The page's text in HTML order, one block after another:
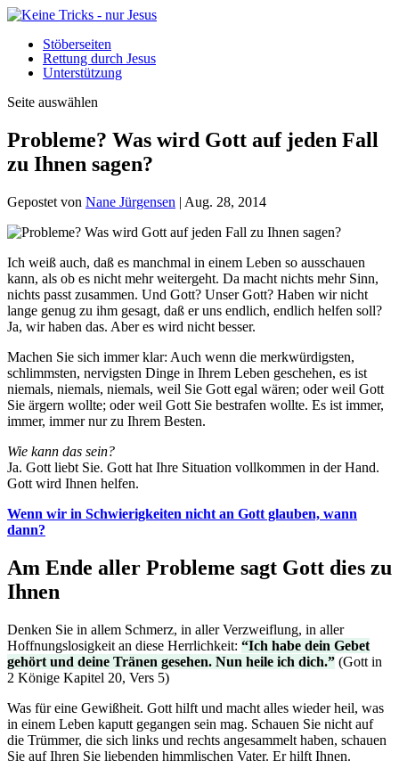
Stöberseiten
Rettung durch Jesus
Unterstützung
Seite auswählen
Probleme? Was wird Gott auf jeden Fall
zu Ihnen sagen?
Gepostet von Nane Jürgensen | Aug. 28, 2014
Ich weiß auch, daß es manchmal in einem Leben so ausschauen
kann, als ob es nicht mehr weitergeht. Da macht nichts mehr Sinn,
nichts passt zusammen. Und Gott? Unser Gott? Haben wir nicht
lange genug zu ihm gesagt, daß er uns endlich, endlich helfen soll?
Ja, wir haben das. Aber es wird nicht besser.
Machen Sie sich immer klar: Auch wenn die merkwürdigsten,
schlimmsten, nervigsten Dinge in Ihrem Leben geschehen, es ist
niemals, niemals, niemals, weil Sie Gott egal wären; oder weil Gott
Sie ärgern wollte; oder weil Gott Sie bestrafen wollte. Es ist immer,
immer, immer nur zu Ihrem Besten.
Wie kann das sein?
Ja. Gott liebt Sie. Gott hat Ihre Situation vollkommen in der Hand.
Gott wird Ihnen helfen.
Wenn wir in Schwierigkeiten nicht an Gott glauben, wann
dann?
Am Ende aller Probleme sagt Gott dies zu
Ihnen
Denken Sie in allem Schmerz, in aller Verzweiflung, in aller
Hoffnungslosigkeit an diese Herrlichkeit: “Ich habe dein Gebet
gehört und deine Tränen gesehen. Nun heile ich dich.” (Gott in
2 Könige Kapitel 20, Vers 5)
Was für eine Gewißheit. Gott hilft und macht alles wieder heil, was
in einem Leben kaputt gegangen sein mag. Schauen Sie nicht auf
die Trümmer, die sich links und rechts angesammelt haben, schauen
Sie auf Ihren Sie liebenden himmlischen Vater. Er hilft Ihnen.